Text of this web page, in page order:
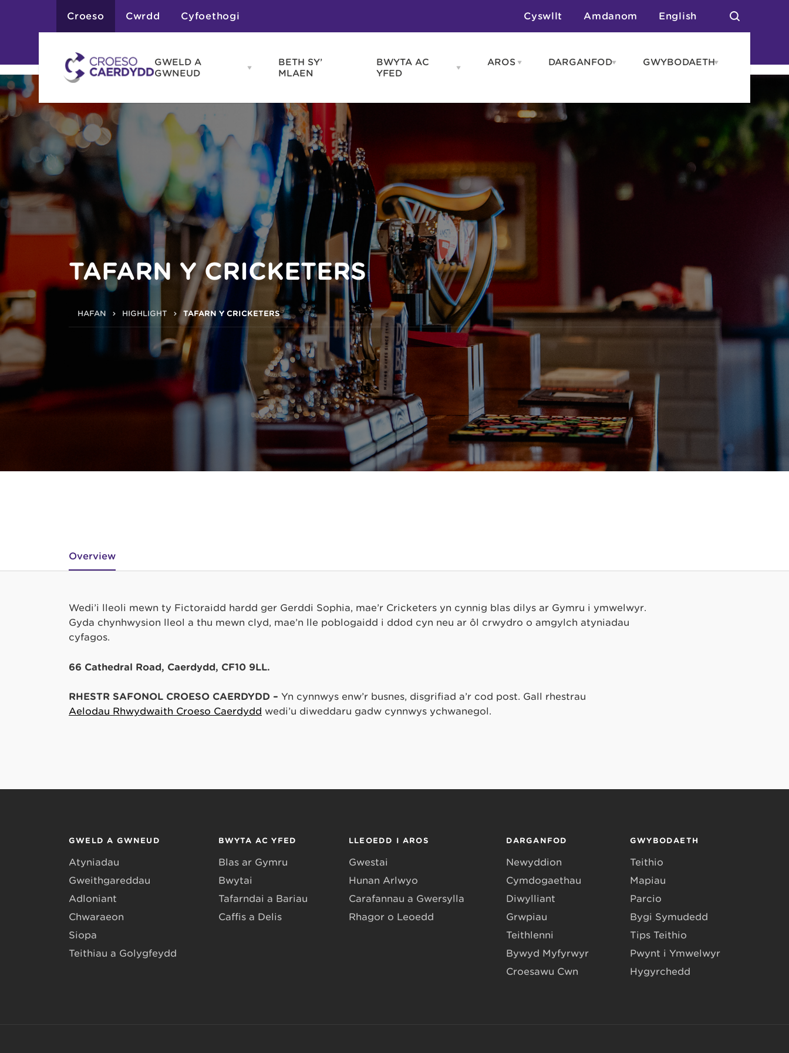
Croeso Cwrdd Cyfoethogi Cyswllt Amdanom English
GWELD A
GWNEUD
Open
GWNEUD
menu
Atyniadau
Gweithgareddau
Adloniant
Chwaraeon
Teithiau a Golygfeydd
BETH SY’
MLAEN
BWYTA AC
YFED
Open
YFED
menu
AROS Open
Gwestai
Hunan Arlwyo
Rhagor o Leoedd
DARGANFODOpen
GWYBODAETHOpen
TAFARN Y CRICKETERS
HAFAN HIGHLIGHT TAFARN Y CRICKETERS
Overview
Wedi’i lleoli mewn tŷ Fictoraidd hardd ger Gerddi Sophia, mae’r Cricketers yn cynnig blas dilys ar Gymru i ymwelwyr.
Gyda chynhwysion lleol a thu mewn clyd, mae’n lle poblogaidd i ddod cyn neu ar ôl crwydro o amgylch atyniadau
cyfagos.
66 Cathedral Road, Caerdydd, CF10 9LL.
RHESTR SAFONOL CROESO CAERDYDD – Yn cynnwys enw’r busnes, disgrifiad a’r cod post. Gall rhestrau
Aelodau Rhwydwaith Croeso Caerdydd wedi’u diweddaru gadw cynnwys ychwanegol.
GWELD A GWNEUD
Atyniadau
Gweithgareddau
Adloniant
Chwaraeon
Siopa
Teithiau a Golygfeydd
BWYTA AC YFED
Blas ar Gymru
Bwytai
Tafarndai a Bariau
Caffis a Delis
LLEOEDD I AROS
Gwestai
Hunan Arlwyo
Carafannau a Gwersylla
Rhagor o Leoedd
DARGANFOD
Newyddion
Cymdogaethau
Diwylliant
Grwpiau
Teithlenni
Bywyd Myfyrwyr
Croesawu Cŵn
GWYBODAETH
Teithio
Mapiau
Parcio
Bygi Symudedd
Tips Teithio
Pwynt i Ymwelwyr
Hygyrchedd